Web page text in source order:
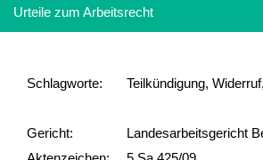
Urteile zum Arbeitsrecht
Schlag­worte: Teilkündigung,
Gericht:
Landesarbeitsgericht